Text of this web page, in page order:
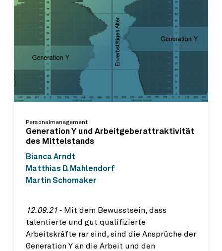
Personalmanagement
Generation Y und Arbeitgeberattraktivität
des Mittelstands
Bianca Arndt
Matthias D. Mahlendorf
Martin Schomaker
12.09.21 ‐ Mit dem Bewusstsein, dass
talentierte und gut qualifizierte
Arbeitskräfte rar sind, sind die Ansprüche der
Generation Y an die Arbeit und den